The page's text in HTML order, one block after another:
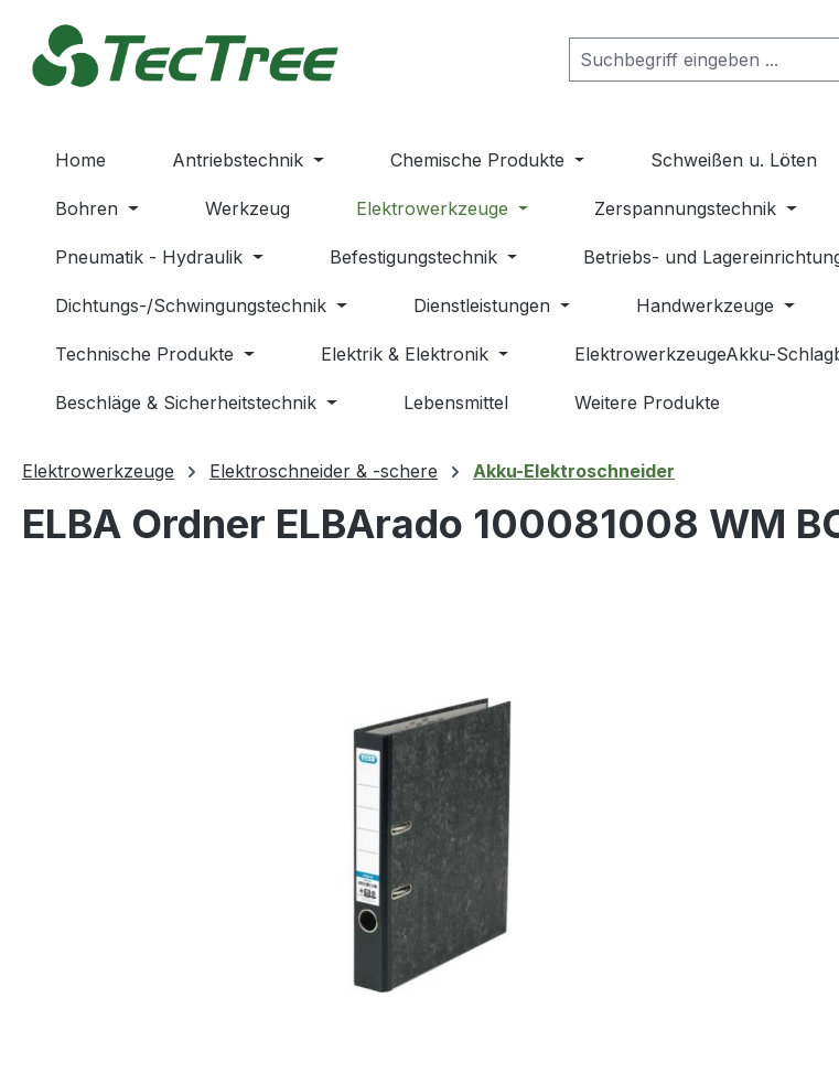
Hauptinhalt springen
Zur Suche springen
Zur Hauptnavigation springen
Home Antriebstechnik Chemische Produkte Schweißen u. Löten
Bohren Werkzeug Elektrowerkzeuge Zerspannungstechnik
Pneumatik - Hydraulik Befestigungstechnik Betriebs- und
Dichtungs-/Schwingungstechnik Dienstleistungen Handwerkzeuge
Technische Produkte Elektrik & Elektronik ElektrowerkzeugeAkku-
Beschläge & Sicherheitstechnik Lebensmittel Weitere Produkte
Elektrowerkzeuge Elektroschneider & -schere Akku-Elektroschneider
ELBA Ordner ELBArado 100081008 WM